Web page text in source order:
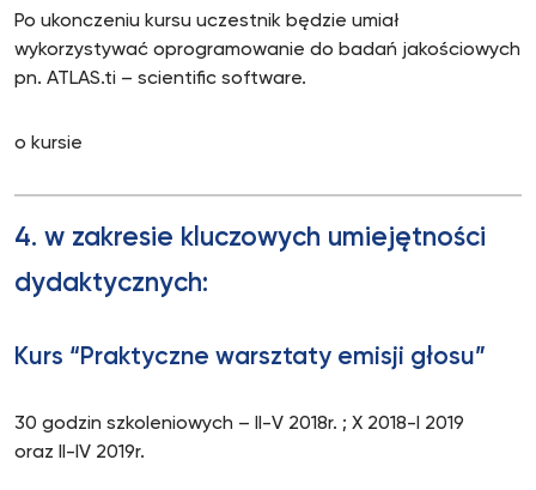
Po ukonczeniu kursu uczestnik będzie umiał
wykorzystywać oprogramowanie do badań jakościowych
pn. ATLAS.ti – scientific software.
o kursie
4. w zakresie kluczowych umiejętności
dydaktycznych:
Kurs “Praktyczne warsztaty emisji głosu”
30 godzin szkoleniowych – II-V 2018r. ; X 2018-I 2019
oraz II-IV 2019r.